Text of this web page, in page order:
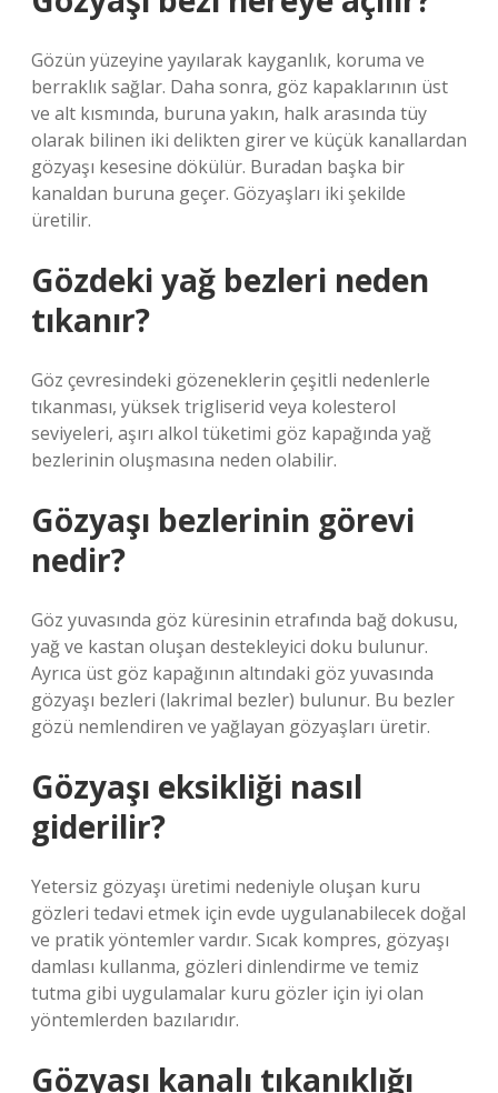
Gözün yüzeyine yayılarak kayganlık, koruma ve
berraklık sağlar. Daha sonra, göz kapaklarının üst
ve alt kısmında, buruna yakın, halk arasında tüy
olarak bilinen iki delikten girer ve küçük kanallardan
gözyaşı kesesine dökülür. Buradan başka bir
kanaldan buruna geçer. Gözyaşları iki şekilde
üretilir.
Gözdeki yağ bezleri neden
tıkanır?
Göz çevresindeki gözeneklerin çeşitli nedenlerle
tıkanması, yüksek trigliserid veya kolesterol
seviyeleri, aşırı alkol tüketimi göz kapağında yağ
bezlerinin oluşmasına neden olabilir.
Gözyaşı bezlerinin görevi
nedir?
Göz yuvasında göz küresinin etrafında bağ dokusu,
yağ ve kastan oluşan destekleyici doku bulunur.
Ayrıca üst göz kapağının altındaki göz yuvasında
gözyaşı bezleri (lakrimal bezler) bulunur. Bu bezler
gözü nemlendiren ve yağlayan gözyaşları üretir.
Gözyaşı eksikliği nasıl
giderilir?
Yetersiz gözyaşı üretimi nedeniyle oluşan kuru
gözleri tedavi etmek için evde uygulanabilecek doğal
ve pratik yöntemler vardır. Sıcak kompres, gözyaşı
damlası kullanma, gözleri dinlendirme ve temiz
tutma gibi uygulamalar kuru gözler için iyi olan
yöntemlerden bazılarıdır.
Gözyaşı kanalı tıkanıklığı